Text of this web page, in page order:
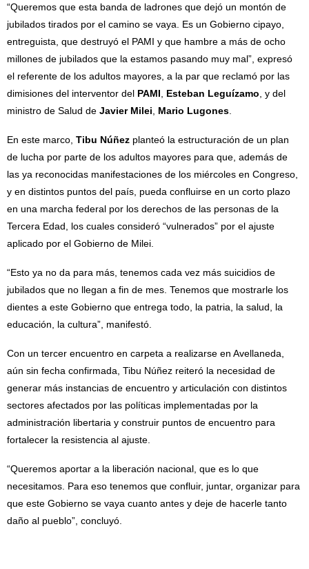
“Queremos que esta banda de ladrones que dejó un montón de
jubilados tirados por el camino se vaya. Es un Gobierno cipayo,
entreguista, que destruyó el PAMI y que hambre a más de ocho
millones de jubilados que la estamos pasando muy mal”, expresó
el referente de los adultos mayores, a la par que reclamó por las
dimisiones del interventor del PAMI Esteban Leguízamo , y del
ministro de Salud de Javier Milei Mario Lugones
En este marco, Tibu Núñez planteó la estructuración de un plan
de lucha por parte de los adultos mayores para que, además de
las ya reconocidas manifestaciones de los miércoles en Congreso,
y en distintos puntos del país, pueda confluirse en un corto plazo
en una marcha federal por los derechos de las personas de la
Tercera Edad, los cuales consideró “vulnerados” por el ajuste
aplicado por el Gobierno de Milei.
“Esto ya no da para más, tenemos cada vez más suicidios de
jubilados que no llegan a fin de mes. Tenemos que mostrarle los
dientes a este Gobierno que entrega todo, la patria, la salud, la
educación, la cultura”, manifestó.
Con un tercer encuentro en carpeta a realizarse en Avellaneda,
aún sin fecha confirmada, Tibu Núñez reiteró la necesidad de
generar más instancias de encuentro y articulación con distintos
sectores afectados por las políticas implementadas por la
administración libertaria y construir puntos de encuentro para
fortalecer la resistencia al ajuste.
“Queremos aportar a la liberación nacional, que es lo que
necesitamos. Para eso tenemos que confluir, juntar, organizar para
que este Gobierno se vaya cuanto antes y deje de hacerle tanto
daño al pueblo”, concluyó.